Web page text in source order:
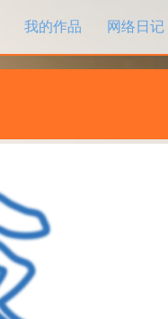
我的作品 网络日记